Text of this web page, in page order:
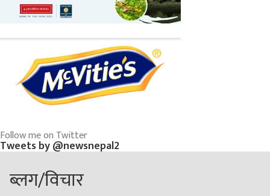
Follow me on Twitter
Tweets by @newsnepal2
ब्लग/विचार